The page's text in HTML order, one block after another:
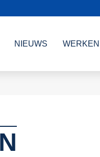
NIEUWS